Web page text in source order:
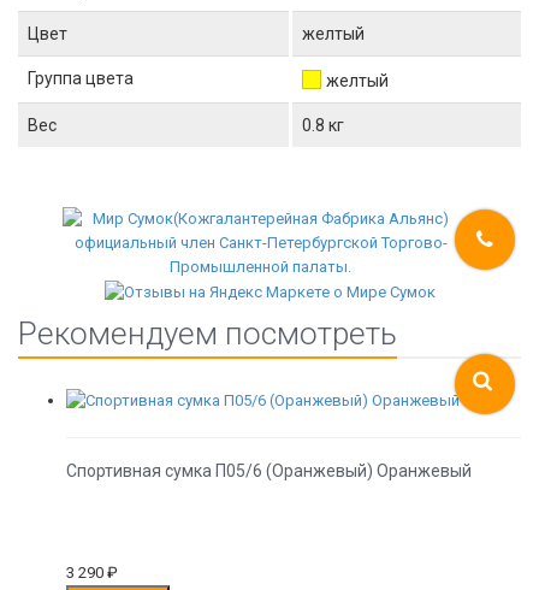
Цвет желтый
Группа цвета желтый
Вес 0.8 кг
Рекомендуем посмотреть
Спортивная сумка П05/6 (Оранжевый) Оранжевый
3 290 ₽